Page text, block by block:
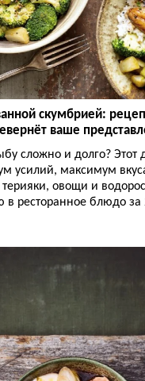
скумбрией:
ваше
сложно и долго? Этот
усилий, максимум
терияки, овощи и
ресторанное блюдо за